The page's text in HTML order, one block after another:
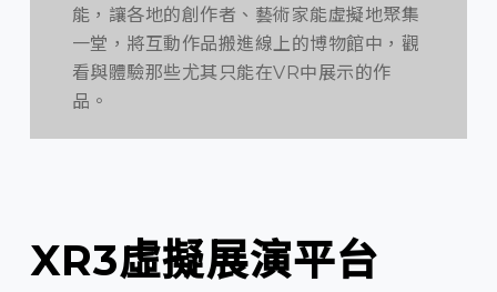
能，讓各地的創作者、藝術家能虛擬地聚集
一堂，將互動作品搬進線上的博物館中，觀
看與體驗那些尤其只能在VR中展示的作
品。
XR3虛擬展演平台